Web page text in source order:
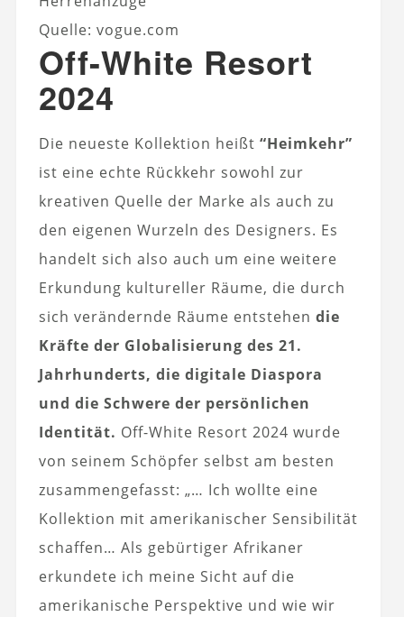
Quelle: vogue.com
Off-White Resort
2024
Die neueste Kollektion heißt “Heimkehr”
ist eine echte Rückkehr sowohl zur
kreativen Quelle der Marke als auch zu
den eigenen Wurzeln des Designers. Es
handelt sich also auch um eine weitere
Erkundung kultureller Räume, die durch
sich verändernde Räume entstehen die
Kräfte der Globalisierung des 21.
Jahrhunderts, die digitale Diaspora
und die Schwere der persönlichen
Identität. Off-White Resort 2024 wurde
von seinem Schöpfer selbst am besten
zusammengefasst: „… Ich wollte eine
Kollektion mit amerikanischer Sensibilität
schaffen… Als gebürtiger Afrikaner
erkundete ich meine Sicht auf die
amerikanische Perspektive und wie wir